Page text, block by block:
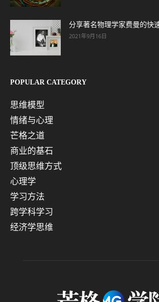
分享著名物理学家费曼的快
2021年9月16日
POPULAR CATEGORY
思维模型
情绪与心理
芒格之道
商业的基石
顶级思维方式
心理学
学习方法
跨学科学习
经济学思维